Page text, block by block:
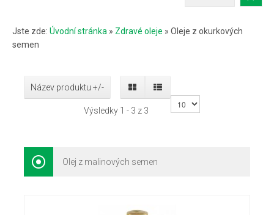
Jste zde: Úvodní stránka » Zdravé oleje » Oleje z okurkových
semen
Název produktu +/-
Výsledky 1 - 3 z 3
Olej z malinových semen